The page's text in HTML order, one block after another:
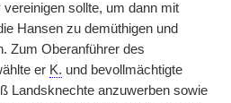
sollte, um dann mit
Hansen zu demüthigen und
Zum Oberanführer des
er K. und bevollmächtigte
Landsknechte anzuwerben sowie